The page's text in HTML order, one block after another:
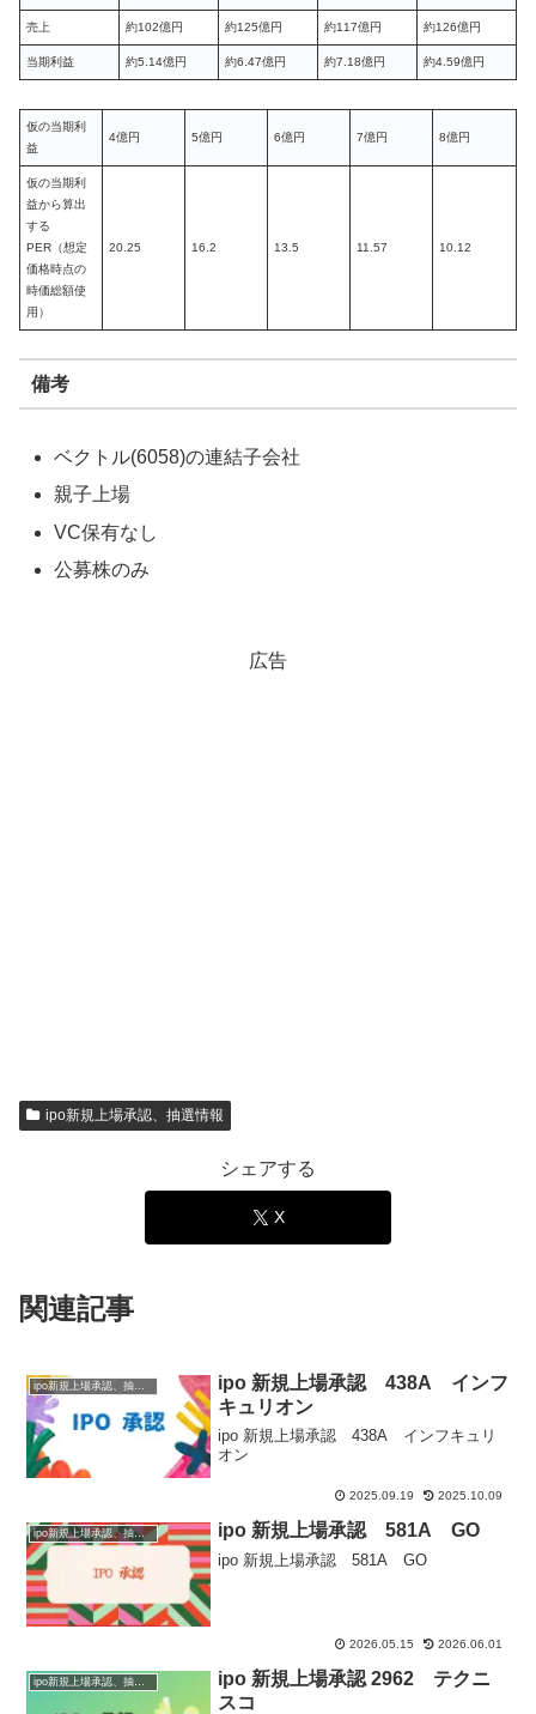
売上 約102億円 約125億円 約117億円 約126億円
当期利益 約5.14億円 約6.47億円 約7.18億円 約4.59億円
仮の当期利
益
4億円 5億円 6億円 7億円 8億円
仮の当期利
益から算出
する
PER（想定
価格時点の
時価総額使
用）
20.25 16.2 13.5 11.57 10.12
備考
ベクトル(6058)の連結子会社
親子上場
VC保有なし
公募株のみ
広告
ipo新規上場承認、抽選情報
シェアする
X
関連記事
ipo 新規上場承認 438A インフ
キュリオン
ipo 新規上場承認 438A インフキュリ
オン
2025.09.19 2025.10.09
ipo新規上場承認、抽選情報 ipo 新規上場承認 581A GO
ipo 新規上場承認 581A GO
2026.05.15 2026.06.01
ipo新規上場承認、抽選情報
ipo 新規上場承認 2962 テクニ
スコ